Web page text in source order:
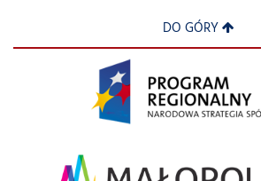
DO GÓRY